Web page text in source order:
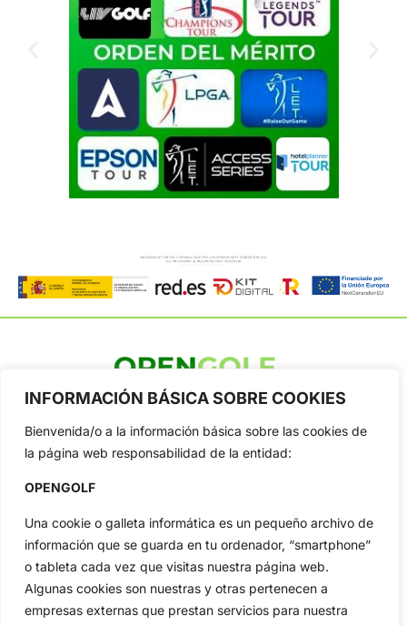
INFORMACIÓN BÁSICA SOBRE COOKIES
Bienvenida/o a la información básica sobre las cookies de
la página web responsabilidad de la entidad:
OPENGOLF
Una cookie o galleta informática es un pequeño archivo de
información que se guarda en tu ordenador, “smartphone”
o tableta cada vez que visitas nuestra página web.
Algunas cookies son nuestras y otras pertenecen a
empresas externas que prestan servicios para nuestra
OpenGolf ofrece toda la actualidad, información del golf
Jon Rahm, LIV Golf, PGA Tour, Ryder Cup, DP World Tour, LPGA
Tour...
Categorias
Actualidad
Amateurs
Circuitos
Especiales
Ryder Cup
Reglas
Vídeos
De Interés